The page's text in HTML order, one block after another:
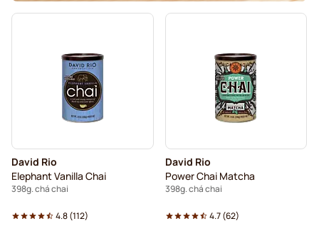
David Rio
Elephant Vanilla Chai
398g. chá chai
4.8(112)
David Rio
Power Chai Matcha
398g. chá chai
4.7(62)